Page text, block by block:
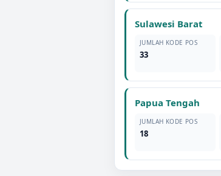
Sulawesi Barat
JUMLAH KODE POS
33
Papua Tengah
JUMLAH KODE POS
18